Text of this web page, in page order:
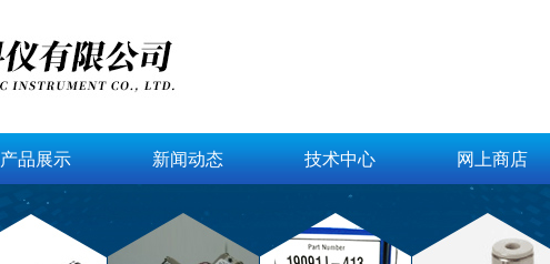
产品展示 新闻动态 技术中心 网上商店